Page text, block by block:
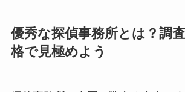
優秀な探偵事務所とは？調
格で見極めよう